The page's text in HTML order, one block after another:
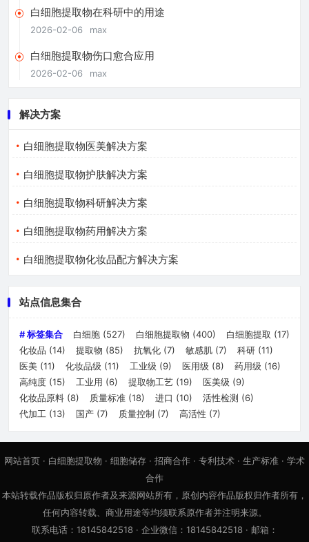
白细胞提取物在科研中的用途
2026-02-06 max
白细胞提取物伤口愈合应用
2026-02-06 max
解决方案
白细胞提取物医美解决方案
白细胞提取物护肤解决方案
白细胞提取物科研解决方案
白细胞提取物药用解决方案
白细胞提取物化妆品配方解决方案
站点信息集合
# 标签集合 白细胞 (527) 白细胞提取物 (400) 白细胞提取 (17)
化妆品 (14) 提取物 (85) 抗氧化 (7) 敏感肌 (7) 科研 (11)
医美 (11) 化妆品级 (11) 工业级 (9) 医用级 (8) 药用级 (16)
高纯度 (15) 工业用 (6) 提取物工艺 (19) 医美级 (9)
化妆品原料 (8) 质量标准 (18) 进口 (10) 活性检测 (6)
代加工 (13) 国产 (7) 质量控制 (7) 高活性 (7)
网站首页 · 白细胞提取物 · 细胞储存 · 招商合作 · 专利技术 · 生产标准 · 学术
合作
本站转载作品版权归原作者及来源网站所有，原创内容作品版权归作者所有，
任何内容转载、商业用途等均须联系原作者并注明来源。
联系电话：18145842518 · 企业微信：18145842518 · 邮箱：